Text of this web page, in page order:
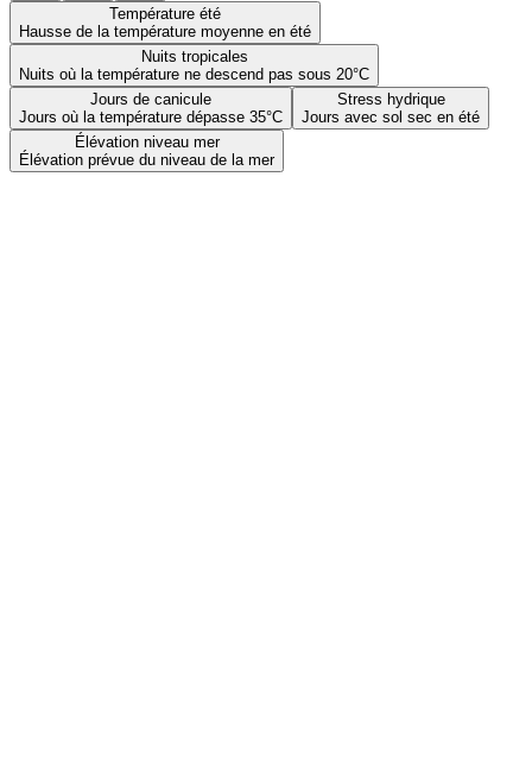
Température été
Hausse de la température moyenne en été
Nuits tropicales
Nuits où la température ne descend pas sous 20°C
Jours de canicule
Jours où la température dépasse 35°C
Stress hydrique
Jours avec sol sec en été
Élévation niveau mer
Élévation prévue du niveau de la mer